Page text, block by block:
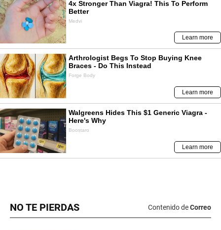
NO TE PIERDAS Contenido deCorreo